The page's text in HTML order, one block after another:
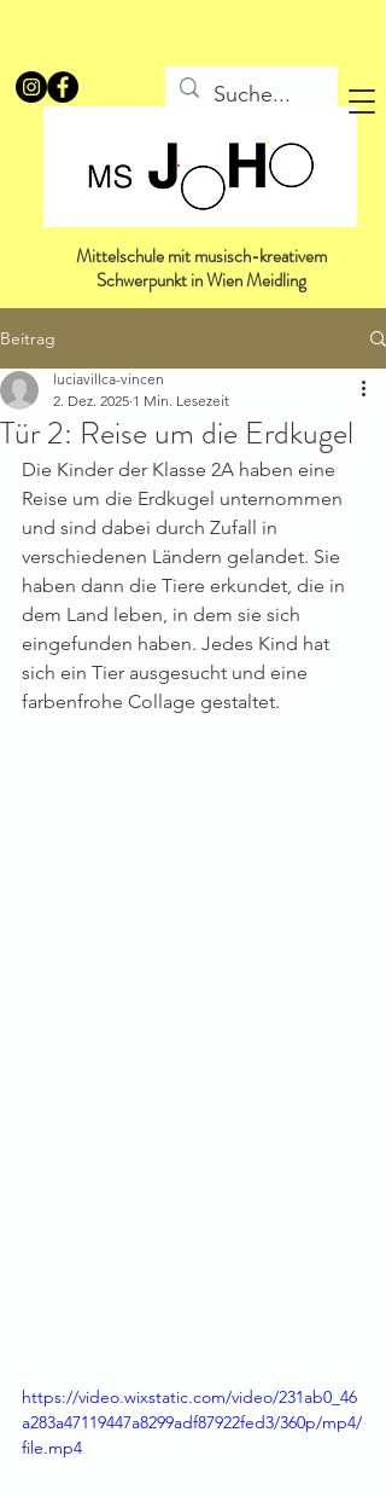
Mittelschule mit musisch-kreativem
Schwerpunkt in Wien Meidling
Beitrag
Tür 2: Reise um die Erdkugel
luciavillca-vincen
2. Dez. 2025 1 Min. Lesezeit
Die Kinder der Klasse 2A haben eine
Reise um die Erdkugel unternommen
und sind dabei durch Zufall in
verschiedenen Ländern gelandet. Sie
haben dann die Tiere erkundet, die in
dem Land leben, in dem sie sich
eingefunden haben. Jedes Kind hat
sich ein Tier ausgesucht und eine
farbenfrohe Collage gestaltet.
https://video.wixstatic.com/video/231ab0_46
a283a47119447a8299adf87922fed3/360p/mp4/
file.mp4